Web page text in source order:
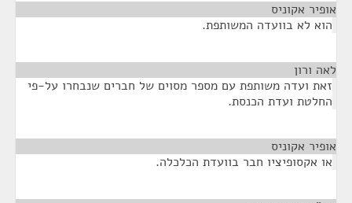
אופיר אקוניס
הוא לא בוועדה המשותפת.
לאה ורון
זאת ועדה משותפת עם מספר מסוים של חברים שנבחרו על-פי
החלטת ועדת הכנסת.
אופיר אקוניס
או אקסופיציו חבר בוועדת הכלכלה.